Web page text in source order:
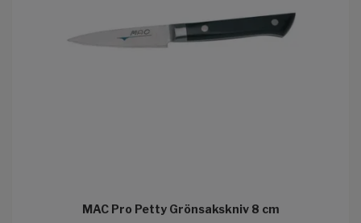
MAC Pro Petty Grönsakskniv 8 cm